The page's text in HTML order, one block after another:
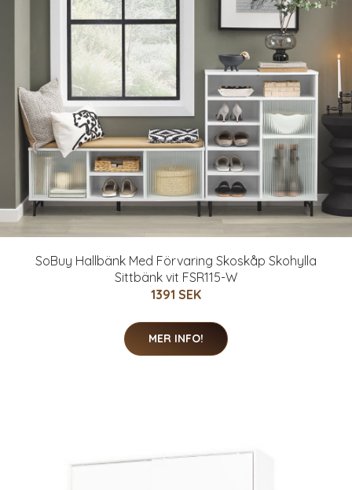
SoBuy Hallbänk Med Förvaring Skoskåp Skohylla
Sittbänk vit FSR115-W
1391 SEK
MER INFO!